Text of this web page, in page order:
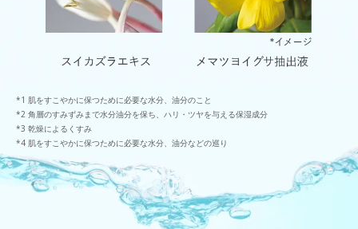
肌をすこやかに保つために必要な水分、油分のこと
角層のすみずみまで水分油分を保ち、ハリ・ツヤを与える保湿成分
乾燥によるくすみ
肌をすこやかに保つために必要な水分、油分などの巡り